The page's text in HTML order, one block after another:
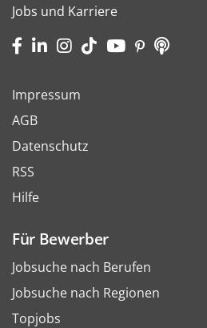
Jobs und Karriere
Impressum
AGB
Datenschutz
RSS
Hilfe
Für Bewerber
Jobsuche nach Berufen
Jobsuche nach Regionen
Topjobs